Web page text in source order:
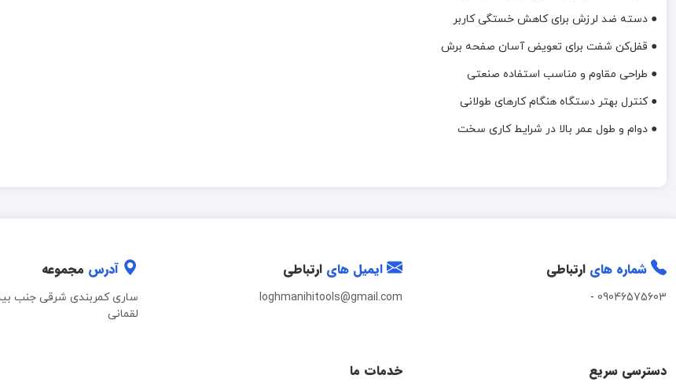
● دسته ضد لرزش برای کاهش خستگی کاربر
● قفل‌کن شفت برای تعویض آسان صفحه برش
● طراحی مقاوم و مناسب استفاده صنعتی
● کنترل بهتر دستگاه هنگام کارهای طولانی
● دوام و طول عمر بالا در شرایط کاری سخت
شماره های ارتباطی
09046575603
-
ایمیل های ارتباطی
loghmanihitools@gmail.com
آدرس مجموعه
ساری کمربندی شرقی جنب
لقمانی
دسترسی سریع خدمات ما